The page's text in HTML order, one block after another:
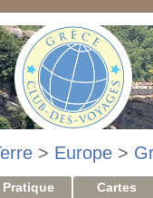
> Europe >
Pratique Cartes